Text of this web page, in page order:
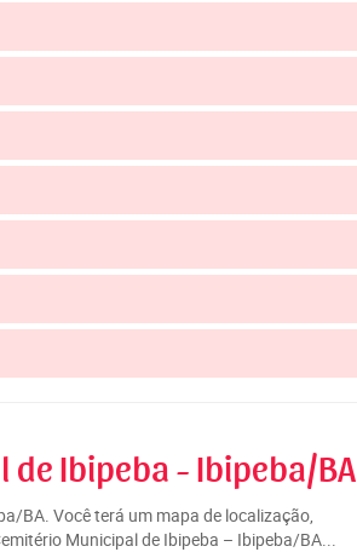
de Ibipeba - Ibipeba/BA
BA. Você terá um mapa de localização,
Municipal de Ibipeba – Ibipeba/BA...